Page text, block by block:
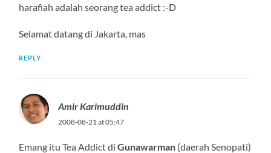
harafiah adalah seorang tea addict :-D
Selamat datang di Jakarta, mas
REPLY
Amir Karimuddin
2008-08-21 at 05:47
Emang itu Tea Addict diGunawarman (daerah Senopati)